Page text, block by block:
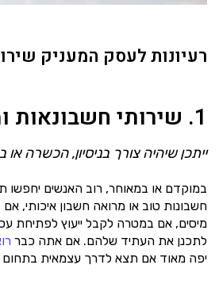
רעיונות לעסק המעניק
1. שירותי חשבונאות ומיסים
ייתכן שיהיה צורך בניסיון, הכשרה או
במוקדם או במאוחר, רוב האנשים יחפשו
חשבונות טוב או מרואה חשבון איכותי,
מיסים, אם במטרה לקבל ייעוץ לפתיחת
לתכנן את העתיד שלהם. אם אתה כבר
יפה מאוד אם תצא לדרך עצמאית